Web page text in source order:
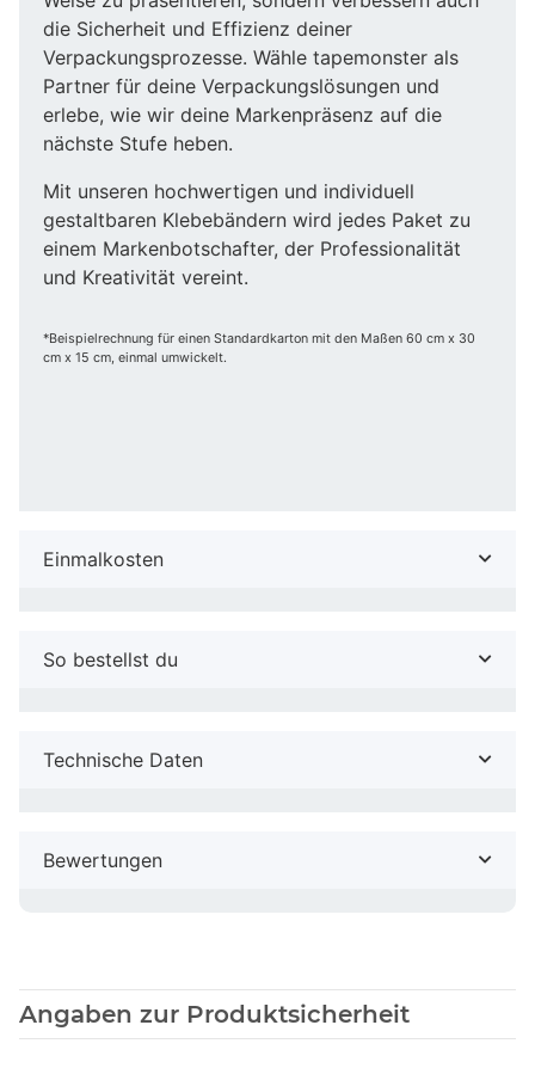
die Sicherheit und Effizienz deiner
Verpackungsprozesse. Wähle tapemonster als
Partner für deine Verpackungslösungen und
erlebe, wie wir deine Markenpräsenz auf die
nächste Stufe heben.
Mit unseren hochwertigen und individuell
gestaltbaren Klebebändern wird jedes Paket zu
einem Markenbotschafter, der Professionalität
und Kreativität vereint.
*Beispielrechnung für einen Standardkarton mit den Maßen 60 cm x 30
cm x 15 cm, einmal umwickelt.
Einmalkosten
So bestellst du
Technische Daten
Bewertungen
Angaben zur Produktsicherheit